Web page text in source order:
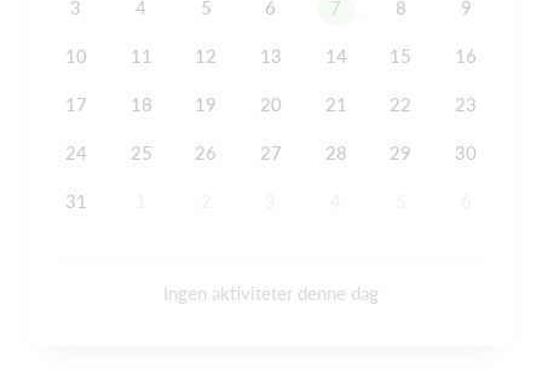
3 4 5 6 7 8 9
10 11 12 13 14 15 16
17 18 19 20 21 22 23
24 25 26 27 28 29 30
31
Ingen aktiviteter denne dag